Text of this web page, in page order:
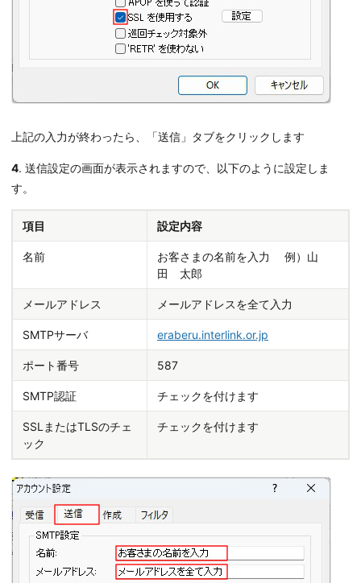
上記の入力が終わったら、「送信」タブをクリックします
4. 送信設定の画面が表示されますので、以下のように設定しま
す。
項目 設定内容
名前
お客さまの名前を入力 例）山
田 太郎
メールアドレス メールアドレスを全て入力
SMTPサーバ eraberu.interlink.or.jp
ポート番号 587
SMTP認証 チェックを付けます
SSLまたはTLSのチェ
ック
チェックを付けます